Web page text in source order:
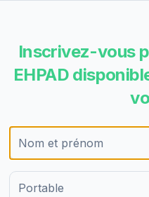
complète
Inscrivez-vous
EHPAD